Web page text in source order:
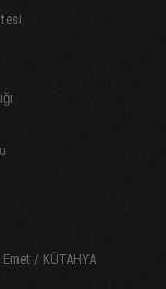
/ KÜTAHYA